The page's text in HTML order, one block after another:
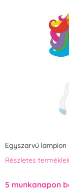
Egyszarvú lampion
Részletes
5 munkanapon